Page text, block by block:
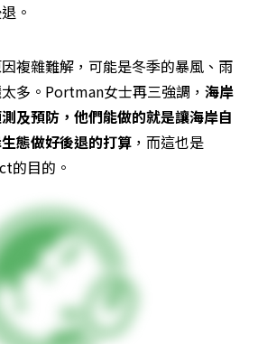
。
複雜難解，可能是冬季的暴風、雨
多。Portman女士再三強調， 海岸
及預防，他們能做的就是讓海岸自
態做好後退的打算 ，而這也是
的目的。